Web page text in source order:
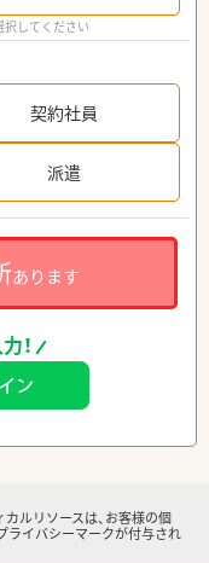
してください
契約社員
派遣
あります
！
カルリソースは、お客様の個
ライバシーマークが付与され